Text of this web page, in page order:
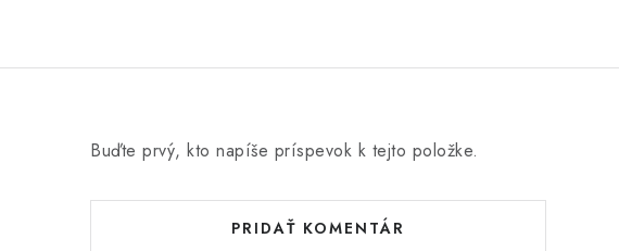
Buďte prvý, kto napíše príspevok k tejto položke.
PRIDAŤ KOMENTÁR